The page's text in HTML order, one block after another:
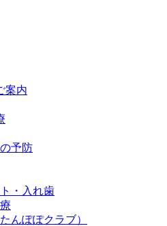
案内
予防
・入れ歯
んぽぽクラブ）